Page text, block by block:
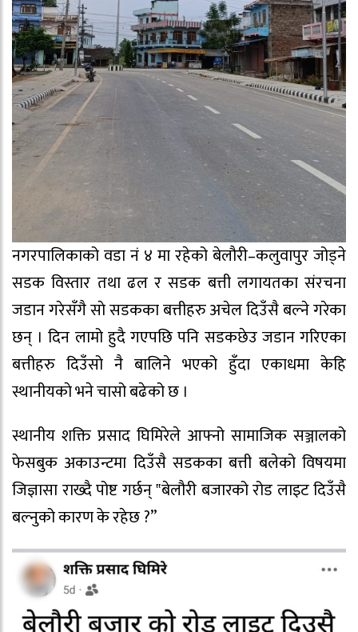
नगरपालिकाको वडा नं ४ मा रहेको बेलौरी–कलुवापुर जोड्ने
सडक विस्तार तथा ढल र सडक बत्ती लगायतका संरचना
जडान गरेसँगै साे सडकका बत्तीहरु अचेल दिउँसै बल्ने गरेका
छन् । दिन लामो हुदै गएपछि पनि सडकछेउ जडान गरिएका
बत्तीहरु दिउँसो नै बालिने भएको हुँदा एकाधमा केहि
स्थानीयकाे भने चासो बढेको छ ।
स्थानीय शक्ति प्रसाद घिमिरेले आफ्नो सामाजिक सञ्जालको
फेसबुक अकाउन्टमा दिउँसै सडकका बत्ती बलेको विषयमा
जिज्ञासा राख्दै पोष्ट गर्छन् ‟बेलौरी बजारको रोड लाइट दिउँसै
बल्नुको कारण के रहेछ ?”